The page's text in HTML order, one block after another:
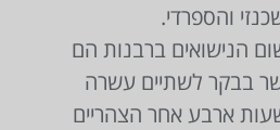
והספרדי.
הנישואים ברבנות הם
בבקר לשתיים עשרה
ארבע אחר הצהריים